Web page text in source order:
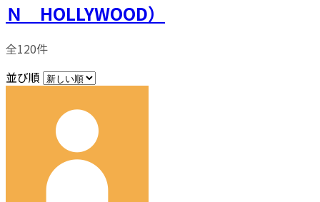
Ｎ HOLLYWOOD）
全120件
並び順